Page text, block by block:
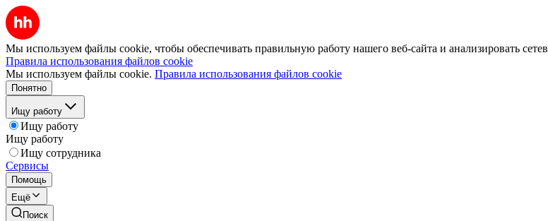
Мы используем файлы cookie, чтобы обеспечивать правильную работу нашего веб-сайта и анализировать
Правила использования файлов cookie
Мы используем файлы cookie. Правила использования файлов cookie
Понятно
Ищу работу
Ищу работу
Ищу работу
Ищу сотрудника
Сервисы
Помощь
Ещё
Поиск